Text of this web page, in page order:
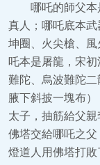
哪吒的師父
真人；哪吒底本
坤圈、火尖槍、風
吒本是屠龍，宋
難陀、烏波難陀
腋下斜披一塊布
太子，抽筋給父
佛塔交給哪吒之
燈道人用佛塔打